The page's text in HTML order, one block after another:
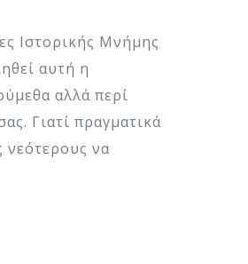
Ιστορικής Μνήμης
αυτή η
αλλά περί
Γιατί πραγματικά
νεότερους να